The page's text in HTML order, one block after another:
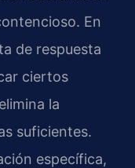
En
de respuesta
ciertos
la
suficientes.
específica,